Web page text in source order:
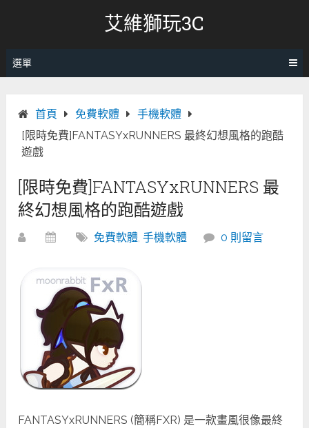
艾維獅玩3C
選單
首頁 免費軟體
手機軟體
[限時免費]FANTASYxRUNNERS 最終幻想風格的跑酷
遊戲
[限時免費]FANTASYxRUNNERS 最
終幻想風格的跑酷遊戲
免費軟體,手機軟體 0 則留言
FANTASYxRUNNERS (簡稱FXR) 是一款畫風很像最終